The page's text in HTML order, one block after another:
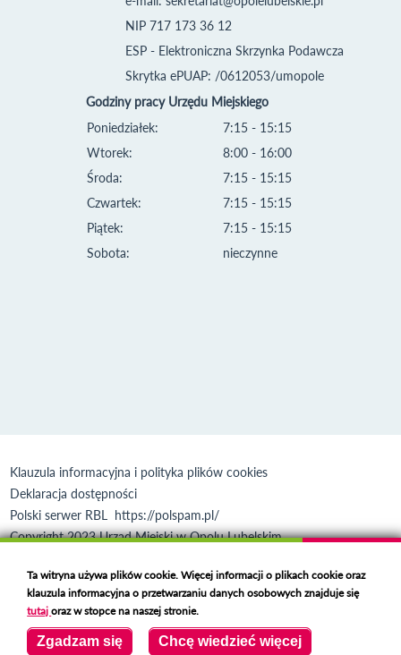
NIP 717 173 36 12
ESP - Elektroniczna Skrzynka Podawcza
Skrytka ePUAP: /0612053/umopole
Godziny pracy Urzędu Miejskiego
Poniedziałek:
Wtorek:
Środa:
Czwartek:
Piątek:
Sobota:
7:15 - 15:15
8:00 - 16:00
7:15 - 15:15
7:15 - 15:15
7:15 - 15:15
nieczynne
Klauzula informacyjna i polityka plików cookies
Deklaracja dostępności
Polski serwer RBL https://polspam.pl/
Copyright 2023 Urząd Miejski w Opolu Lubelskim
Ta witryna używa plików cookie. Więcej informacji o plikach cookie oraz
klauzula informacyjna o przetwarzaniu danych osobowych znajduje się
tutajoraz w stopce na naszej stronie.
Zgadzam się Chcę wiedzieć więcej